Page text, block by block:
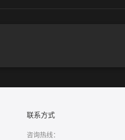
联系方式
咨询热线：